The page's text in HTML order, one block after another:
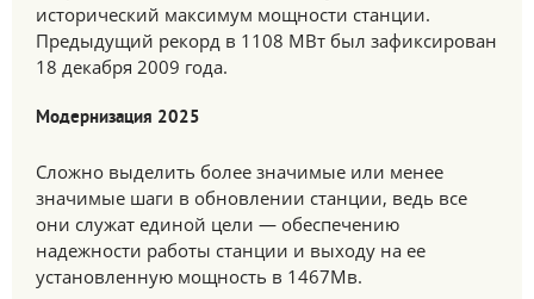
исторический максимум мощности станции.
Предыдущий рекорд в 1108 МВт был зафиксирован
18 декабря 2009 года.
Модернизация 2025
Сложно выделить более значимые или менее
значимые шаги в обновлении станции, ведь все
они служат единой цели — обеспечению
надежности работы станции и выходу на ее
установленную мощность в 1467Мв.